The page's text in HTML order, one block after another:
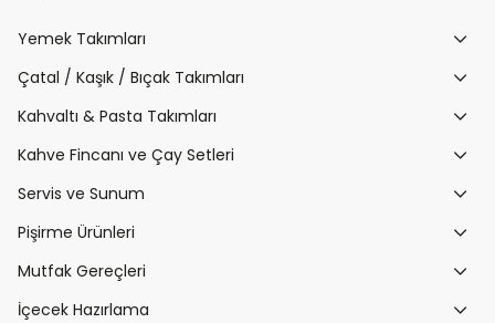
Yemek Takımları
Çatal / Kaşık / Bıçak Takımları
Kahvaltı & Pasta Takımları
Kahve Fincanı ve Çay Setleri
Servis ve Sunum
Pişirme Ürünleri
Mutfak Gereçleri
İçecek Hazırlama